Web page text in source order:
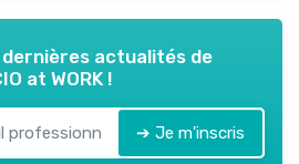
dernières actualités de
at WORK !
➔ Je m'inscris